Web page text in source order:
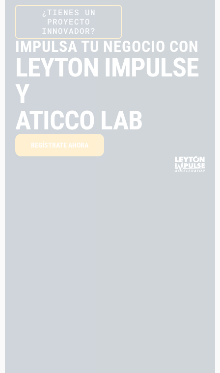
¿TIENES UN
PROYECTO
INNOVADOR?
IMPULSA TU NEGOCIO CON
LEYTON IMPULSE
Y
ATICCO LAB
REGÍSTRATE AHORA